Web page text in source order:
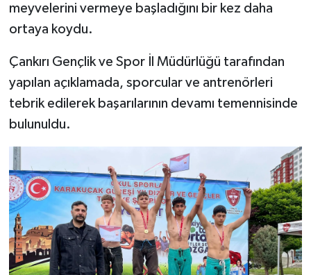
meyvelerini vermeye başladığını bir kez daha
ortaya koydu.
Çankırı Gençlik ve Spor İl Müdürlüğü tarafından
yapılan açıklamada, sporcular ve antrenörleri
tebrik edilerek başarılarının devamı temennisinde
bulunuldu.